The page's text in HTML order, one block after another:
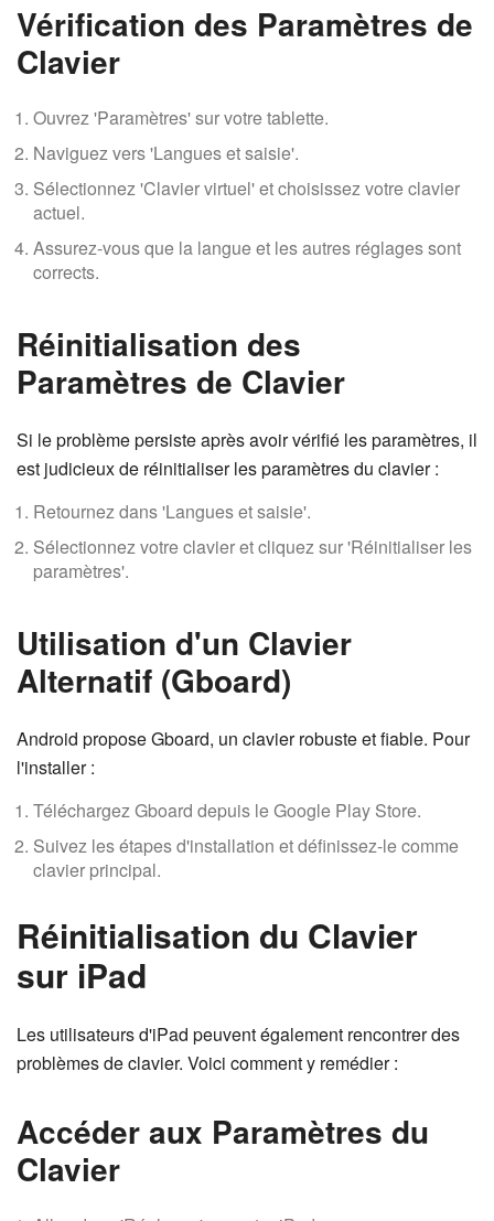
Vérification des Paramètres de
Clavier
Ouvrez 'Paramètres' sur votre tablette.
Naviguez vers 'Langues et saisie'.
Sélectionnez 'Clavier virtuel' et choisissez votre clavier
actuel.
Assurez-vous que la langue et les autres réglages sont
corrects.
Réinitialisation des
Paramètres de Clavier
Si le problème persiste après avoir vérifié les paramètres, il
est judicieux de réinitialiser les paramètres du clavier :
Retournez dans 'Langues et saisie'.
Sélectionnez votre clavier et cliquez sur 'Réinitialiser les
paramètres'.
Utilisation d'un Clavier
Alternatif (Gboard)
Android propose Gboard, un clavier robuste et fiable. Pour
l'installer :
Téléchargez Gboard depuis le Google Play Store.
Suivez les étapes d'installation et définissez-le comme
clavier principal.
Réinitialisation du Clavier
sur iPad
Les utilisateurs d'iPad peuvent également rencontrer des
problèmes de clavier. Voici comment y remédier :
Accéder aux Paramètres du
Clavier